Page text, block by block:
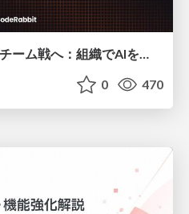
0 470